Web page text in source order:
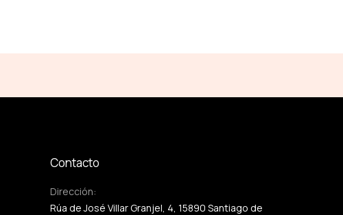
Contacto
Dirección:
Rúa de José Villar Granjel, 4, 15890 Santiago de